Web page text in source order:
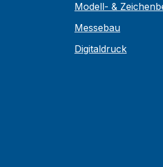
Modell- &
Messebau
Digitaldruck